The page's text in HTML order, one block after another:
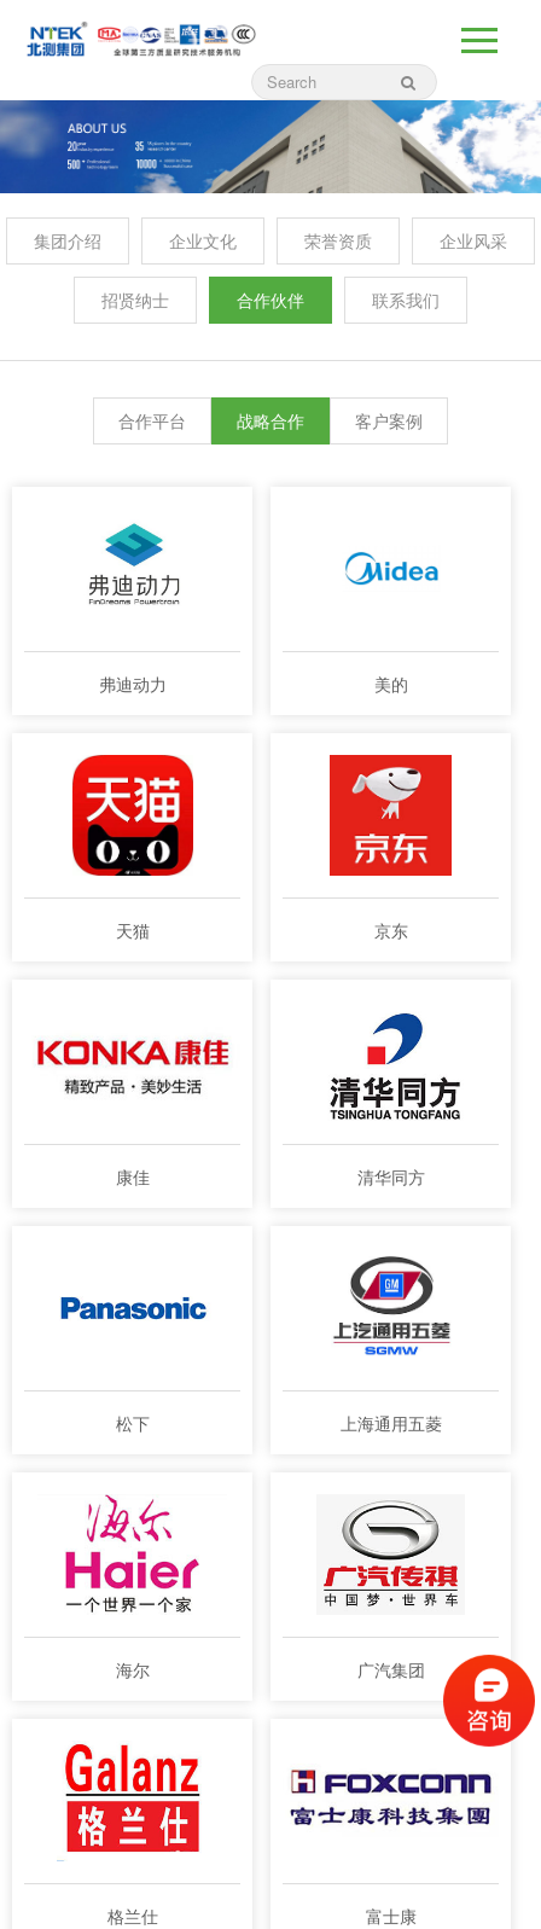
集团介绍 企业文化 荣誉资质 企业风采
招贤纳士 合作伙伴 联系我们
合作平台 战略合作 客户案例
弗迪动力 美的
天猫 京东
康佳 清华同方
松下 上海通用五菱
海尔 广汽集团
格兰仕 富士康